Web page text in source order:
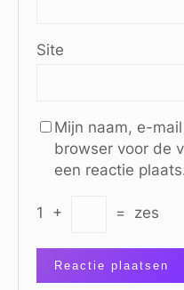
Site
Mijn naam, e-
browser voor de
een reactie
1 + = zes